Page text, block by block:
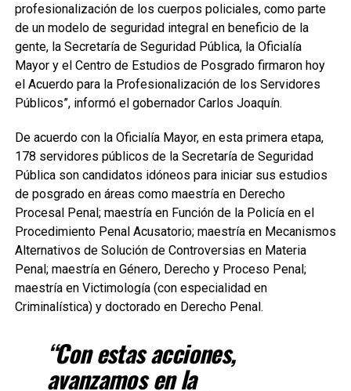
profesionalización de los cuerpos policiales, como parte
de un modelo de seguridad integral en beneficio de la
gente, la Secretaría de Seguridad Pública, la Oficialía
Mayor y el Centro de Estudios de Posgrado firmaron hoy
el Acuerdo para la Profesionalización de los Servidores
Públicos”, informó el gobernador Carlos Joaquín.
De acuerdo con la Oficialía Mayor, en esta primera etapa,
178 servidores públicos de la Secretaría de Seguridad
Pública son candidatos idóneos para iniciar sus estudios
de posgrado en áreas como maestría en Derecho
Procesal Penal; maestría en Función de la Policía en el
Procedimiento Penal Acusatorio; maestría en Mecanismos
Alternativos de Solución de Controversias en Materia
Penal; maestría en Género, Derecho y Proceso Penal;
maestría en Victimología (con especialidad en
Criminalística) y doctorado en Derecho Penal.
“Con estas acciones,
avanzamos en la